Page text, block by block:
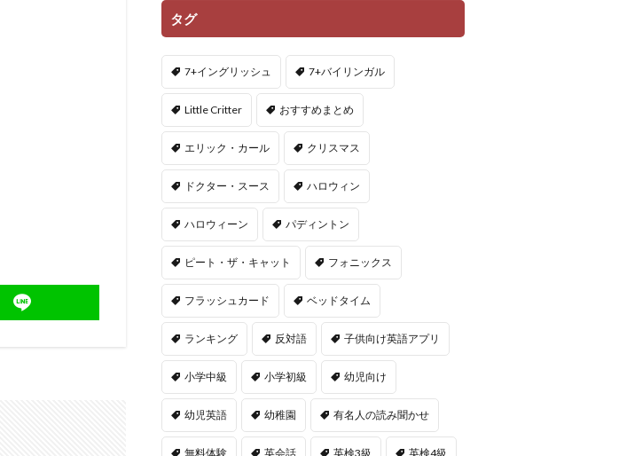
タグ
7+イングリッシュ 7+バイリンガル
Little Critter おすすめまとめ
エリック・カール クリスマス
ドクター・スース ハロウィン
ハロウィーン パディントン
ピート・ザ・キャット フォニックス
フラッシュカード ベッドタイム
ランキング 反対語 子供向け英語アプリ
小学中級 小学初級 幼児向け
幼児英語 幼稚園 有名人の読み聞かせ
無料体験 英会話 英検3級 英検4級